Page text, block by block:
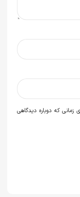
که دوباره دیدگاهی